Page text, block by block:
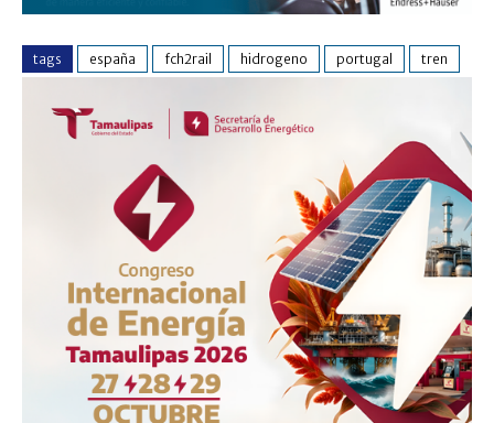
tags españa fch2rail hidrogeno portugal tren